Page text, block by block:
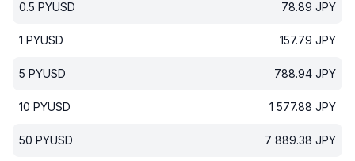
0.5 PYUSD 78.89 JPY
1 PYUSD 157.79 JPY
5 PYUSD 788.94 JPY
10 PYUSD 1 577.88 JPY
50 PYUSD 7 889.38 JPY